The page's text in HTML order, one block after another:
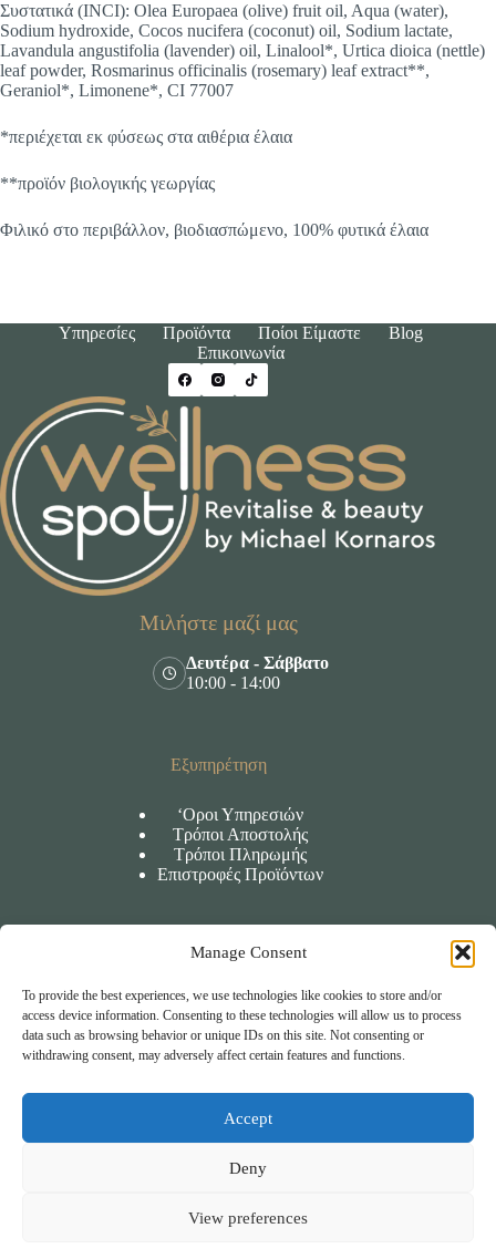
Manage Consent
To provide the best experiences, we use technologies like cookies to store and/or
access device information. Consenting to these technologies will allow us to process
data such as browsing behavior or unique IDs on this site. Not consenting or
withdrawing consent, may adversely affect certain features and functions.
Accept
Deny
View preferences
Συστατικά (INCI): Olea Europaea (olive) fruit oil, Aqua (water),
Sodium hydroxide, Cocos nucifera (coconut) oil, Sodium lactate,
Lavandula angustifolia (lavender) oil, Linalool*, Urtica dioica (nettle)
leaf powder, Rosmarinus officinalis (rosemary) leaf extract**,
Geraniol*, Limonene*, CI 77007
*περιέχεται εκ φύσεως στα αιθέρια έλαια
**προϊόν βιολογικής γεωργίας
Φιλικό στο περιβάλλον, βιοδιασπώμενο, 100% φυτικά έλαια
Υπηρεσίες Προϊόντα Ποίοι Είμαστε
Blog
Επικοινωνία
Μιλήστε μαζί μας
Δευτέρα - Σάββατο
10:00 - 14:00
Εξυπηρέτηση
‘Οροι Υπηρεσιών
Τρόποι Αποστολής
Τρόποι Πληρωμής
Επιστροφές Προϊόντων
Πληροφορίες
‘Οροι χρήσης
Πολιτική Απορρήτου
Πολιτική Cookies
Επικοινωνία
(+30) 2843400857